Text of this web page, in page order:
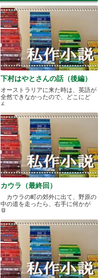
下村はやとさんの話（後編）
オーストラリアに来た時は、英語が
全然できなかったので、どこにど
ん.....
カウラ（最終回）
カウラの町の郊外に出て、野原の
中の道を走ったら、右手に何かが
見.....